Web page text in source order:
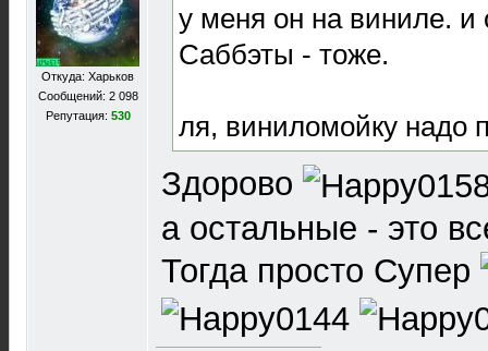
Откуда: Харьков
Сообщений: 2 098
Репутация: 530
у меня он на виниле. и
Саббэты - тоже.
ля, виниломойку надо
Здорово
а остальные - это
Тогда просто Супер